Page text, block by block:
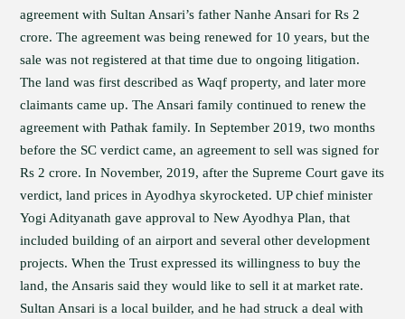
agreement with Sultan Ansari’s father Nanhe Ansari for Rs 2
crore. The agreement was being renewed for 10 years, but the
sale was not registered at that time due to ongoing litigation.
The land was first described as Waqf property, and later more
claimants came up. The Ansari family continued to renew the
agreement with Pathak family. In September 2019, two months
before the SC verdict came, an agreement to sell was signed for
Rs 2 crore. In November, 2019, after the Supreme Court gave its
verdict, land prices in Ayodhya skyrocketed. UP chief minister
Yogi Adityanath gave approval to New Ayodhya Plan, that
included building of an airport and several other development
projects. When the Trust expressed its willingness to buy the
land, the Ansaris said they would like to sell it at market rate.
Sultan Ansari is a local builder, and he had struck a deal with